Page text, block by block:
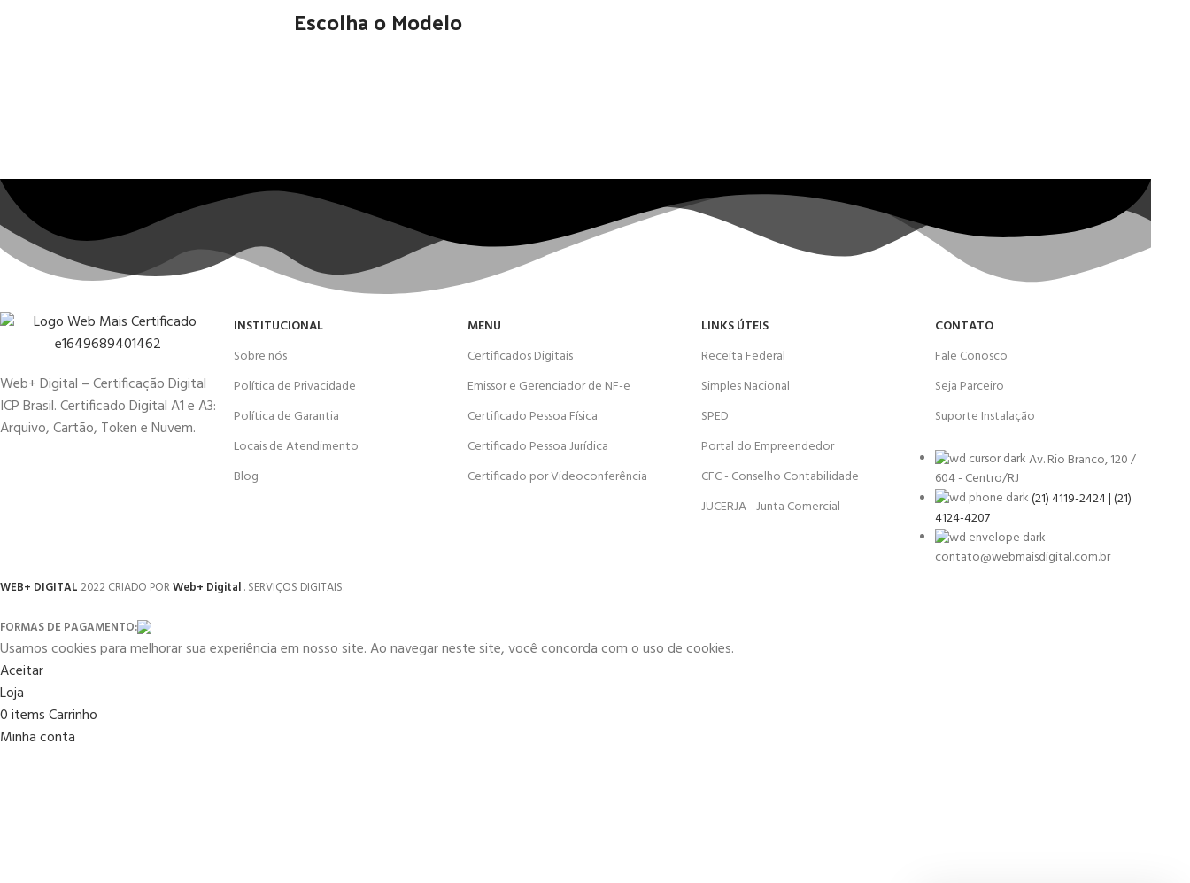
Escolha o Modelo
Web+ Digital – Certificação Digital
ICP Brasil. Certificado Digital A1 e A3:
Arquivo, Cartão, Token e Nuvem.
INSTITUCIONAL
Sobre nós
Política de Privacidade
Política de Garantia
Locais de Atendimento
Blog
MENU
Certificados Digitais
Emissor e Gerenciador de NF-e
Certificado Pessoa Física
Certificado Pessoa Jurídica
Certificado por Videoconferência
LINKS ÚTEIS
Receita Federal
Simples Nacional
SPED
Portal do Empreendedor
CFC - Conselho Contabilidade
JUCERJA - Junta Comercial
CONTATO
Fale Conosco
Seja Parceiro
Suporte Instalação
Av. Rio Branco, 120 /
604 - Centro/RJ
(21) 4119-2424 | (21)
4124-4207
contato@webmaisdigital.com.br
WEB+ DIGITAL 2022 CRIADO PORWeb+ Digital. SERVIÇOS DIGITAIS.
FORMAS DE PAGAMENTO:
Usamos cookies para melhorar sua experiência em nosso site. Ao navegar neste site, você concorda com o uso de cookies.
Aceitar
Loja
0itemsCarrinho
Minha conta